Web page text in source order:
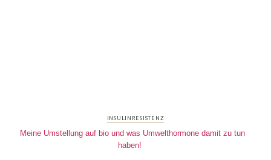
INSULINRESISTENZ
Meine Umstellung auf bio und was Umwelthormone damit zu tun
haben!